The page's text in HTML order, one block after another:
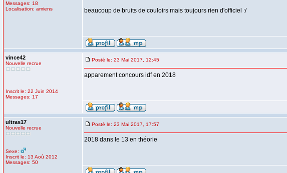
Messages: 18
Localisation: amiens
beaucoup de bruits de couloirs mais toujours rien d'officiel :/
vince42
Nouvelle recrue
Inscrit le: 22 Juin 2014
Messages: 17
Posté le: 23 Mai 2017, 12:45
apparement concours idf en 2018
ultras17
Nouvelle recrue
Sexe:
Inscrit le: 13 Aoû 2012
Messages: 50
Posté le: 23 Mai 2017, 17:57
2018 dans le 13 en théorie